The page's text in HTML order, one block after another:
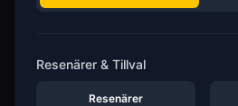
Resenärer & Tillval
Resenärer